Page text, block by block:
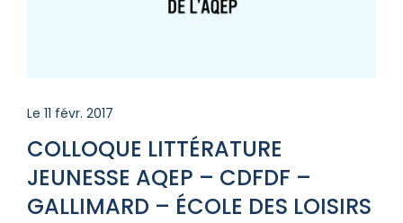
COLLOQUE LITTÉRATURE
JEUNESSE AQEP – CDFDF –
GALLIMARD – ÉCOLE DES LOISIRS
Le 11 févr. 2017